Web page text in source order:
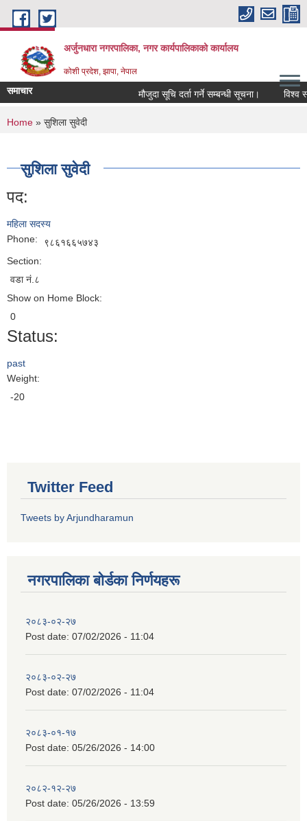
Skip to main content
अर्जुनधारा नगरपालिका, नगर कार्यपालिकाको कार्यालय
कोशी प्रदेश, झापा, नेपाल
समाचार मौजुदा सूचि दर्ता गर्ने सम्बन्धी सूचना। विश्व
You are here
Home » सुशिला सुवेदी
सुशिला सुवेदी
पद:
महिला सदस्य
Phone:
९८६१६६५७४३
Section:
वडा नं.८
Show on Home Block:
0
Status:
past
Weight:
-20
Twitter Feed
Tweets by Arjundharamun
नगरपालिका बाेर्डका निर्णयहरू
२०८३-०२-२७
Post date: 07/02/2026 - 11:04
२०८३-०२-२७
Post date: 07/02/2026 - 11:04
२०८३-०१-१७
Post date: 05/26/2026 - 14:00
२०८२-१२-२७
Post date: 05/26/2026 - 13:59